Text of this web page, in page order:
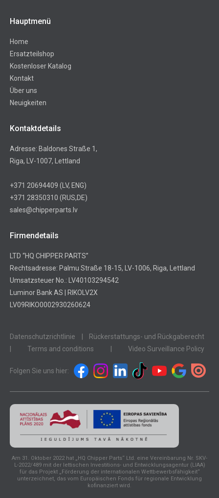
Hauptmenü
Home
Ersatzteilshop
Kostenloser Katalog
Kontakt
Über uns
Neuigkeiten
Kontaktdetails
Adresse: Baldones Straße 1,
Riga, LV-1007, Lettland
+371 20694409 (LV, ENG)
+371 28350310 (RUS,DE)
sales@chipperparts.lv
Firmendetails
LTD “HQ CHIPPER PARTS”
Rechtsadresse: Palmu Straße 18-15, LV-1006, Riga, Lettland
Umsatzsteuer No.: LV40103294542
Luminor Bank AS | RIKOLV2X
LV09RIKO0002930260624
Datenschutzrichtlinie |
Rückerstattungs- und Rückgaberecht
|
Terms and conditions | Video Surveillance Policy
Folgen Sie uns hier:
Am 31. Oktober 2022 hat „HQ Chipper Parts“ Ltd. eine Vereinbarung Nr. SKV-
L-2022/489 mit der lettischen Investitions- und Entwicklungsagentur (LIAA)
für das Projekt „Förderung der internationalen Wettbewerbsfähigkeit“
unterzeichnet, das vom Europäischen Fonds für regionale Entwicklung
kofinanziert wird.